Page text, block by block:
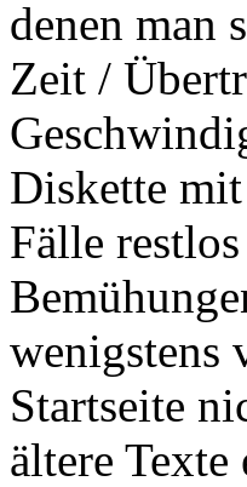
denen man
Zeit /
Diskette
Fälle
wenigstens
Startseite
ältere